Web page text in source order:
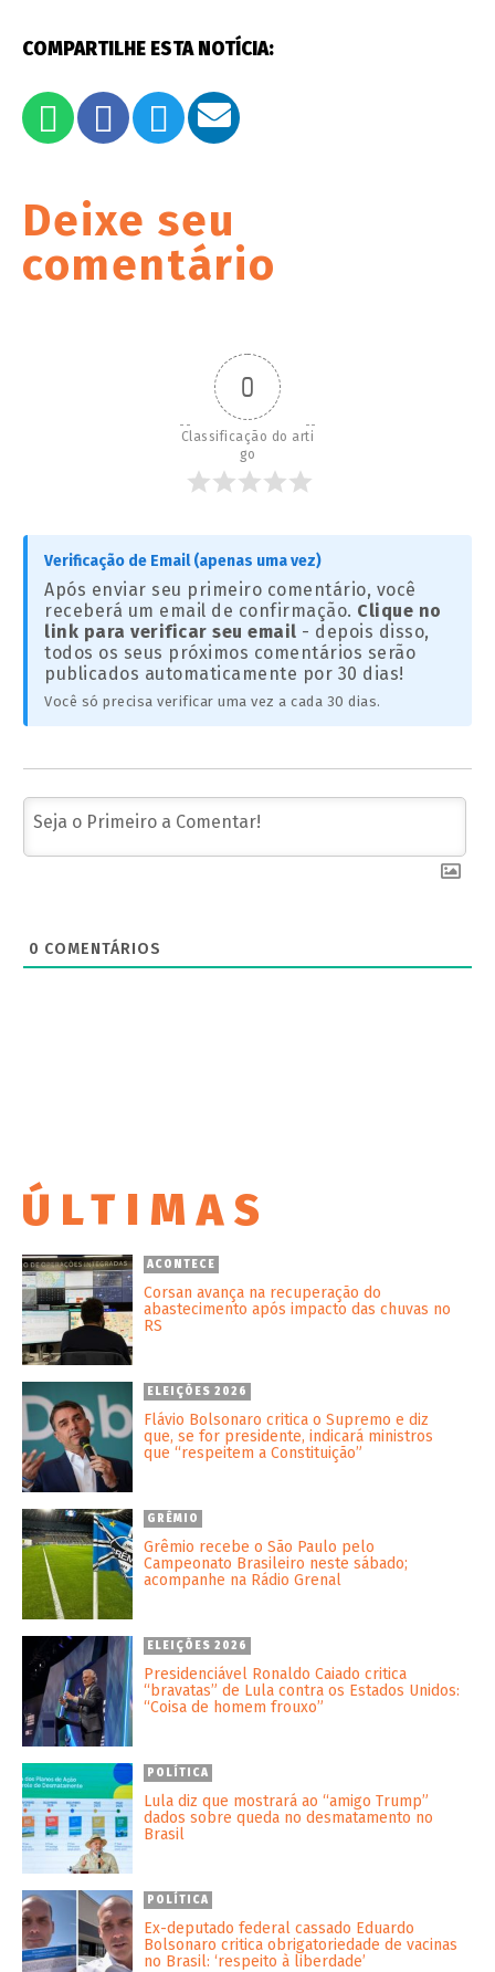
COMPARTILHE ESTA NOTÍCIA:
Deixe seu
comentário
0
Classificação do arti
go
Verificação de Email (apenas uma vez)
Após enviar seu primeiro comentário, você
receberá um email de confirmação. Clique no
link para verificar seu email - depois disso,
todos os seus próximos comentários serão
publicados automaticamente por 30 dias!
Você só precisa verificar uma vez a cada 30 dias.
0 COMENTÁRIOS
ÚLTIMAS
ACONTECE
Corsan avança na recuperação do
abastecimento após impacto das chuvas no
RS
ELEIÇÕES 2026
Flávio Bolsonaro critica o Supremo e diz
que, se for presidente, indicará ministros
que “respeitem a Constituição”
GRÊMIO
Grêmio recebe o São Paulo pelo
Campeonato Brasileiro neste sábado;
acompanhe na Rádio Grenal
ELEIÇÕES 2026
Presidenciável Ronaldo Caiado critica
“bravatas” de Lula contra os Estados Unidos:
“Coisa de homem frouxo”
POLÍTICA
Lula diz que mostrará ao “amigo Trump”
dados sobre queda no desmatamento no
Brasil
POLÍTICA
Ex-deputado federal cassado Eduardo
Bolsonaro critica obrigatoriedade de vacinas
no Brasil: ‘respeito à liberdade’